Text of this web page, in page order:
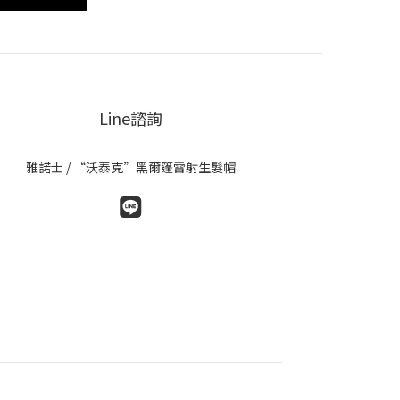
Line諮詢
雅諾士 / “沃泰克”黑爾篷雷射生髮帽